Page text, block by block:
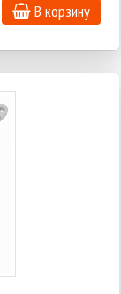
В корзину